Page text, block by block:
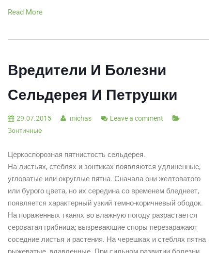
Read More
Вредители И Болезни
Сельдерея И Петрушки
29.07.2015 michas
Leave a comment
Зонтичные
Церкоспорозная пятнистость сельдерея.
На листьях, стеблях и зонтиках появляются удлиненные,
угловатые или округлые пятна. Сначала они желтоватого
или бурого цвета, но их середина со временем бледнеет,
появляется характерный узкий темно-коричневый ободок.
На пораженных тканях во влажную погоду разрастается
сероватая грибница; вызревающие споры перезаражают
соседние листья и растения. На черешках и стеблях пятна